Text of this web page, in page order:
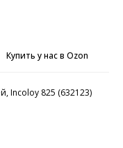
Купить у нас в Ozon
Incoloy 825 (632123)